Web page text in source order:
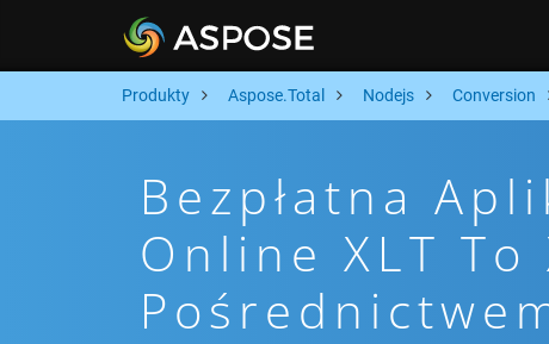
Produkty Aspose.Total Nodejs Conversion
Bezpłatna
Online XLT To